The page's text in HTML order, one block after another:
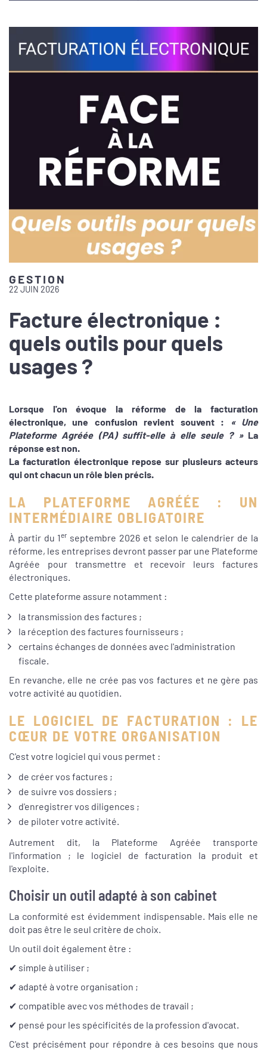
GESTION
22 JUIN 2026
Facture électronique :
quels outils pour quels
usages ?
Lorsque l'on évoque la réforme de la facturation
électronique, une confusion revient souvent :
« Une
Plateforme Agréée (PA) suffit-elle à elle seule ? » La
réponse est non.
La facturation électronique repose sur plusieurs acteurs
qui ont chacun un rôle bien précis.
LA PLATEFORME AGRÉÉE : UN
INTERMÉDIAIRE OBLIGATOIRE
À partir du 1er septembre 2026 et selon le calendrier de la
réforme, les entreprises devront passer par une Plateforme
Agréée pour transmettre et recevoir leurs factures
électroniques.
Cette plateforme assure notamment :
la transmission des factures ;
la réception des factures fournisseurs ;
certains échanges de données avec l'administration
fiscale.
En revanche, elle ne crée pas vos factures et ne gère pas
votre activité au quotidien.
LE LOGICIEL DE FACTURATION : LE
CŒUR DE VOTRE ORGANISATION
C'est votre logiciel qui vous permet :
de créer vos factures ;
de suivre vos dossiers ;
d'enregistrer vos diligences ;
de piloter votre activité.
Autrement dit, la Plateforme Agréée transporte
l'information ; le logiciel de facturation la produit et
l'exploite.
Choisir un outil adapté à son cabinet
La conformité est évidemment indispensable. Mais elle ne
doit pas être le seul critère de choix.
Un outil doit également être :
✔ simple à utiliser ;
✔ adapté à votre organisation ;
✔ compatible avec vos méthodes de travail ;
✔ pensé pour les spécificités de la profession d'avocat.
C'est précisément pour répondre à ces besoins que nous